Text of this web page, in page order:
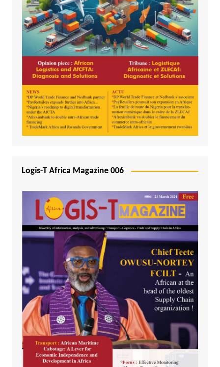
Logis-T Africa Magazine 006